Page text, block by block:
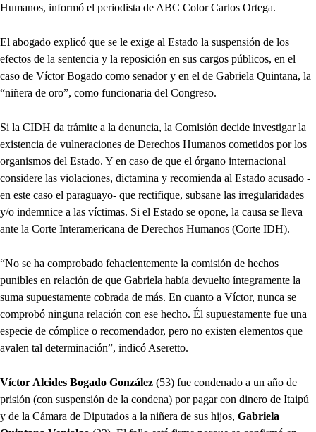
Humanos, informó el periodista de ABC Color Carlos Ortega.
El abogado explicó que se le exige al Estado la suspensión de los
efectos de la sentencia y la reposición en sus cargos públicos, en el
caso de Víctor Bogado como senador y en el de Gabriela Quintana, la
“niñera de oro”, como funcionaria del Congreso.
Si la CIDH da trámite a la denuncia, la Comisión decide investigar la
existencia de vulneraciones de Derechos Humanos cometidos por los
organismos del Estado. Y en caso de que el órgano internacional
considere las violaciones, dictamina y recomienda al Estado acusado -
en este caso el paraguayo- que rectifique, subsane las irregularidades
y/o indemnice a las víctimas. Si el Estado se opone, la causa se lleva
ante la Corte Interamericana de Derechos Humanos (Corte IDH).
“No se ha comprobado fehacientemente la comisión de hechos
punibles en relación de que Gabriela había devuelto íntegramente la
suma supuestamente cobrada de más. En cuanto a Víctor, nunca se
comprobó ninguna relación con ese hecho. Él supuestamente fue una
especie de cómplice o recomendador, pero no existen elementos que
avalen tal determinación”, indicó Aseretto.
Víctor Alcides Bogado González (53) fue condenado a un año de
prisión (con suspensión de la condena) por pagar con dinero de Itaipú
y de la Cámara de Diputados a la niñera de sus hijos, Gabriela